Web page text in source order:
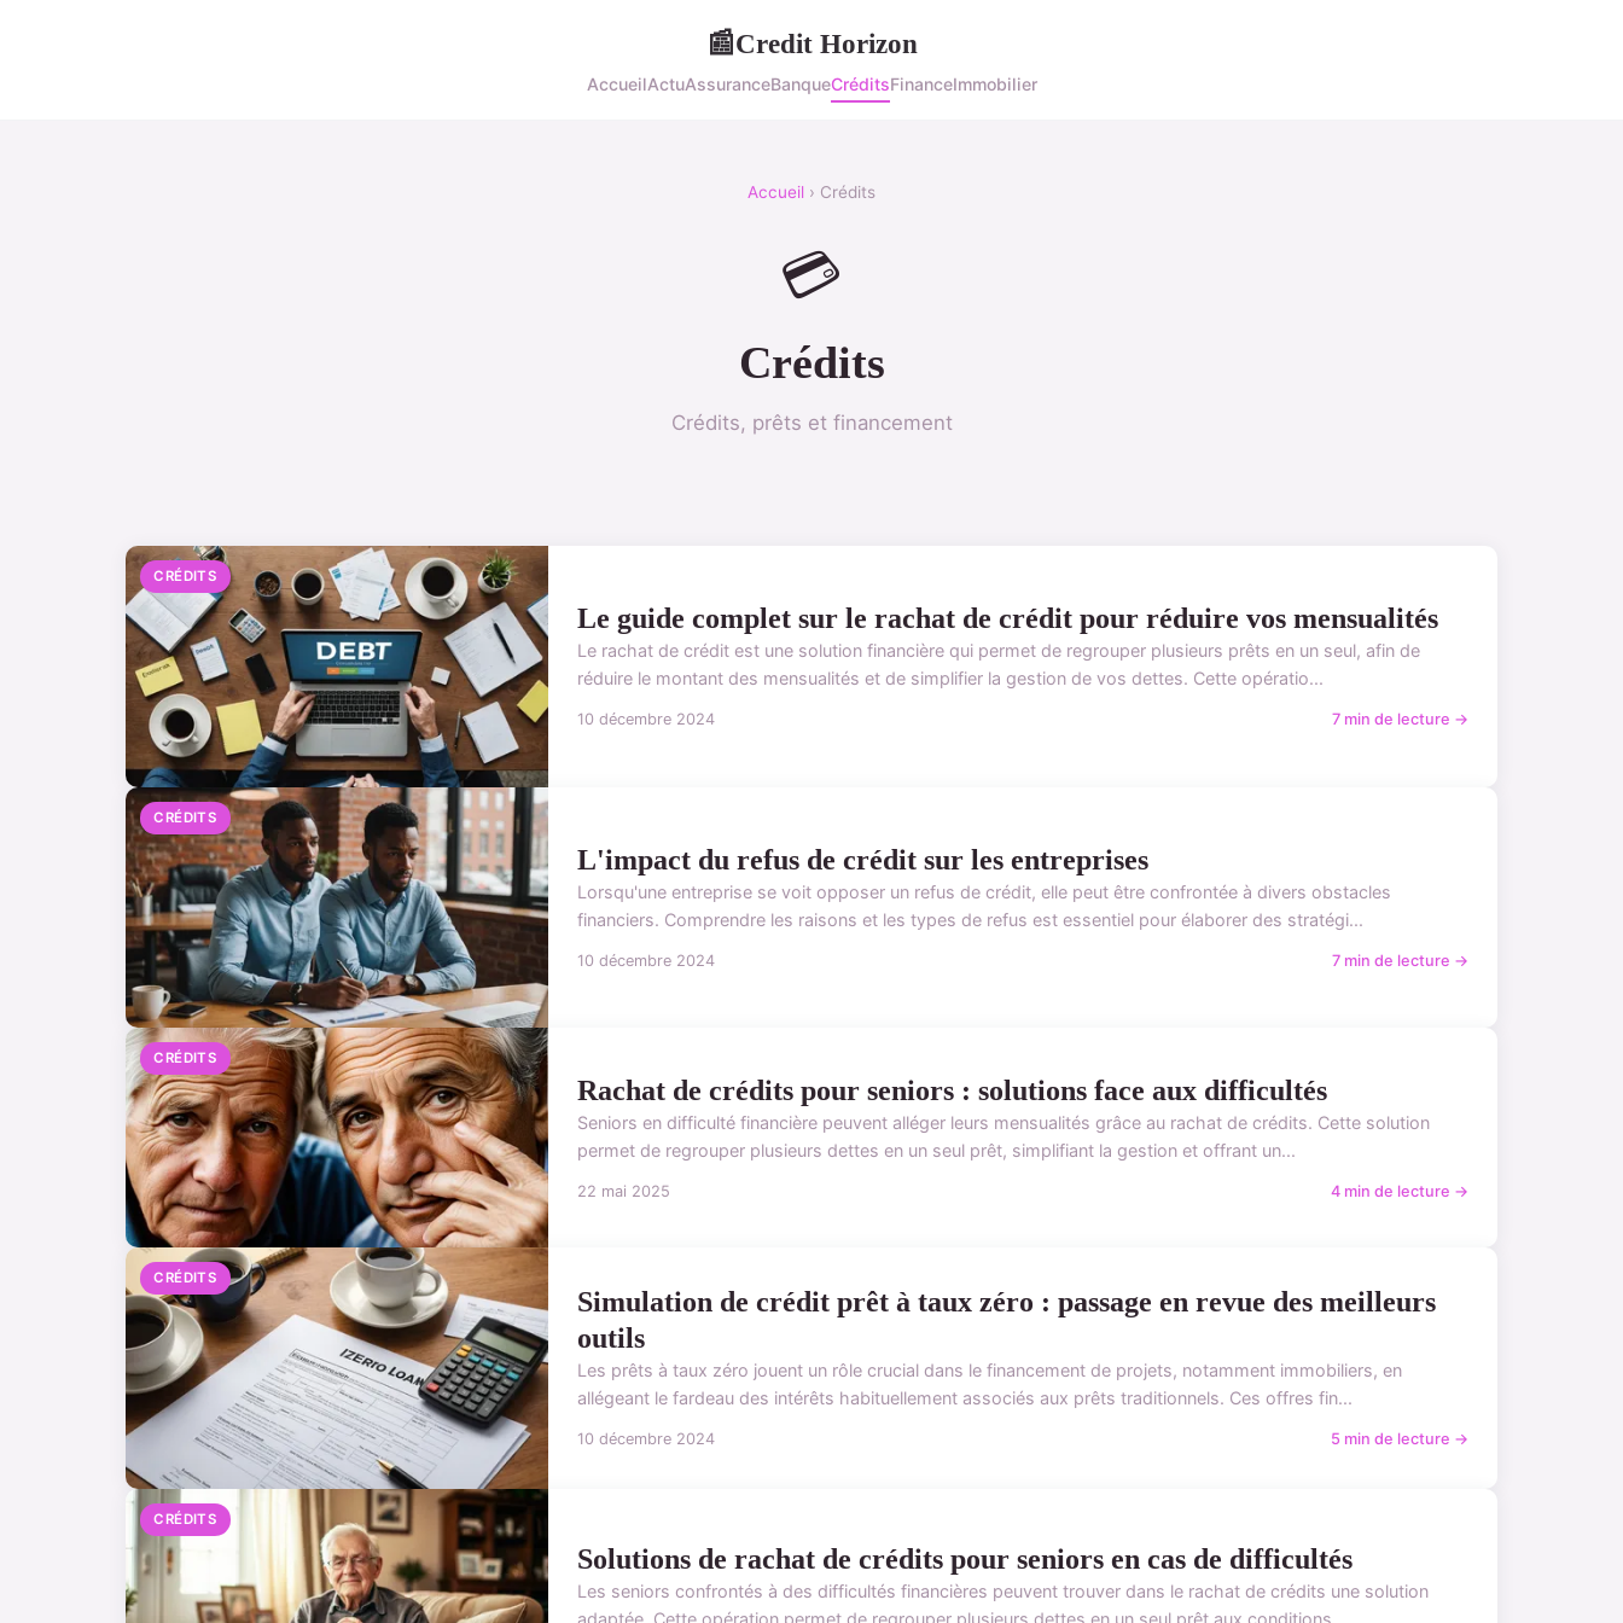
📰Credit Horizon
AccueilActuAssuranceBanqueCréditsFinanceImmobilier
Accueil › Crédits
💳
Crédits
Crédits, prêts et financement
CRÉDITS
Le guide complet sur le rachat de crédit pour réduire vos mensualités
Le rachat de crédit est une solution financière qui permet de regrouper plusieurs prêts en un seul, afin de
réduire le montant des mensualités et de simplifier la gestion de vos dettes. Cette opératio...
10 décembre 2024 7 min de lecture →
CRÉDITS
L'impact du refus de crédit sur les entreprises
Lorsqu'une entreprise se voit opposer un refus de crédit, elle peut être confrontée à divers obstacles
financiers. Comprendre les raisons et les types de refus est essentiel pour élaborer des stratégi...
10 décembre 2024 7 min de lecture →
CRÉDITS
Rachat de crédits pour seniors : solutions face aux difficultés
Seniors en difficulté financière peuvent alléger leurs mensualités grâce au rachat de crédits. Cette solution
permet de regrouper plusieurs dettes en un seul prêt, simplifiant la gestion et offrant un...
22 mai 2025 4 min de lecture →
CRÉDITS
Simulation de crédit prêt à taux zéro : passage en revue des meilleurs
outils
Les prêts à taux zéro jouent un rôle crucial dans le financement de projets, notamment immobiliers, en
allégeant le fardeau des intérêts habituellement associés aux prêts traditionnels. Ces offres fin...
10 décembre 2024 5 min de lecture →
CRÉDITS
Solutions de rachat de crédits pour seniors en cas de difficultés
Les seniors confrontés à des difficultés financières peuvent trouver dans le rachat de crédits une solution
adaptée. Cette opération permet de regrouper plusieurs dettes en un seul prêt aux conditions...